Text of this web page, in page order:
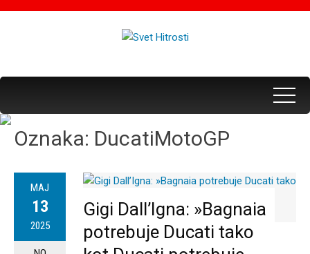
Oznaka: DucatiMotoGP
MAJ
13
2025
Gigi Dall’Igna: »Bagnaia
potrebuje Ducati tako